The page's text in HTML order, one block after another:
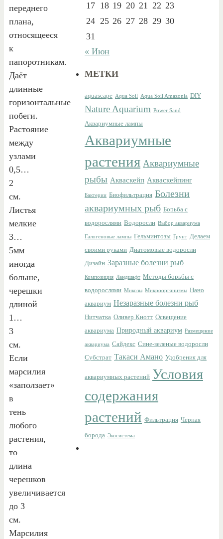
переднего
плана,
относящееся
к
папоротникам.
Даёт
длинные
горизонтальные
побеги.
Растояние
между
узлами
0,5…
2
см.
Листья
мелкие
3…
5мм
иногда
больше,
черешки
длиной
1…
3
см.
Если
марсилия
«заползает»
в
тень
любого
растения,
то
длина
черешков
увеличивается
до 3
см.
Марсилия
17 18 19 20 21 22 23
24 25 26 27 28 29 30
31
« Июн
МЕТКИ
aquascape Aqua Soil Aqua Soil Amazonia DIY
Nature Aquarium Power Sand
Аквариумные лампы
Аквариумные
растения Аквариумные
рыбы Акваскейп Акваскейпинг
Бактерии Биофильтрация Болезни
аквариумных рыб Борьба с
водорослями Водоросли Выбор аквариума
Галогеновые лампы Гельминтозы Грунт Делаем
своими руками Диатомовые водоросли
Дизайн Заразные болезни рыб
Композиция Ландшафт Методы борьбы с
водорослями Микозы Микроорганизмы Нано
аквариум Незаразные болезни рыб
Нитчатка Оливер Кнотт Освещение
аквариума Природный аквариум Размещение
аквариума Сайдекс Сине-зеленые водоросли
Субстрат Такаси Амано Удобрения для
аквариумных растений Условия
содержания
растений Фильтрация Черная
борода Экосистема